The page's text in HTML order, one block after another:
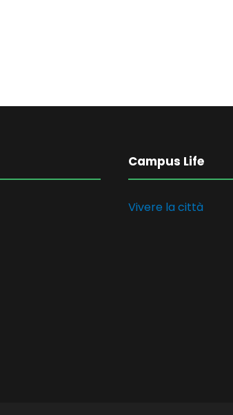
Campus Life
Vivere la città